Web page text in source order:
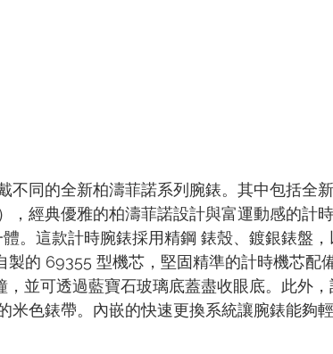
不同的全新柏濤菲諾系列腕錶。其中包括全
，經典優雅的柏濤菲諾設計與富運動感的計
。這款計時腕錶採用精鋼 錶殼、鍍銀錶盤
製的 69355 型機芯，堅固精準的計時機芯配
，並可透過藍寶石玻璃底蓋盡收眼底。此外
米色錶帶。內嵌的快速更換系統讓腕錶能夠